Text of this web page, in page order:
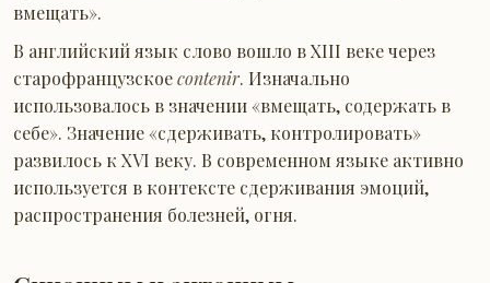
вмещать».
В английский язык слово вошло в XIII веке через
старофранцузскоеcontenir. Изначально
использовалось в значении «вмещать, содержать в
себе». Значение «сдерживать, контролировать»
развилось к XVI веку. В современном языке активно
используется в контексте сдерживания эмоций,
распространения болезней, огня.